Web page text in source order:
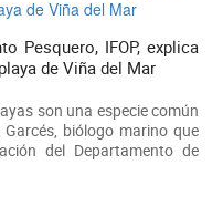
Pesquero, IFOP, explica
de Viña del Mar
son una especie común
biólogo marino que
del Departamento de